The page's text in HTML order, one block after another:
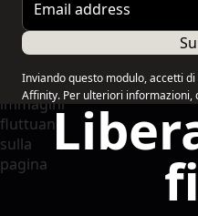
Inviando questo modulo, accetti
Affinity. Per ulteriori informazioni,